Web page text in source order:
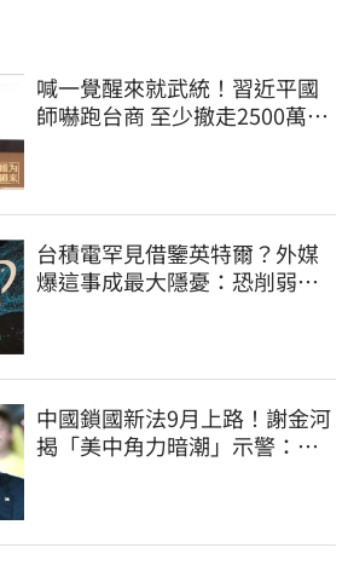
喊一覺醒來就武統！習近平國
師嚇跑台商 至少撤走2500萬份
台積電罕見借鑒英特爾？外媒
爆這事成最大隱憂：恐削弱領
中國鎖國新法9月上路！謝金河
揭「美中角力暗潮」示警：台